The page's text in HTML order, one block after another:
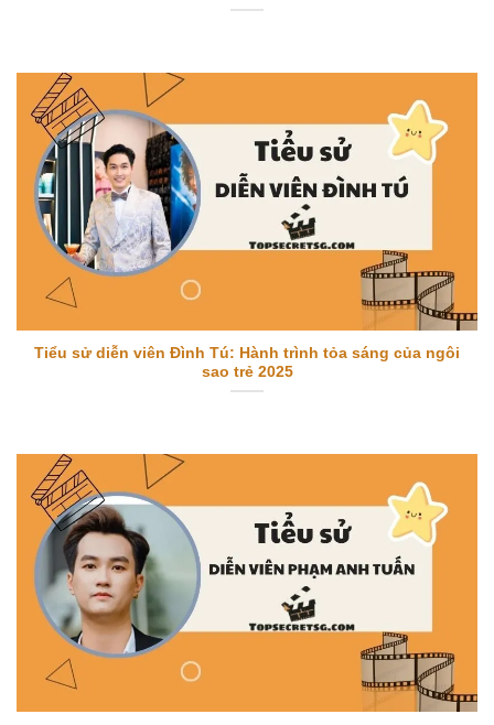
Tiểu sử diễn viên Đình Tú: Hành trình tỏa sáng của ngôi
sao trẻ 2025